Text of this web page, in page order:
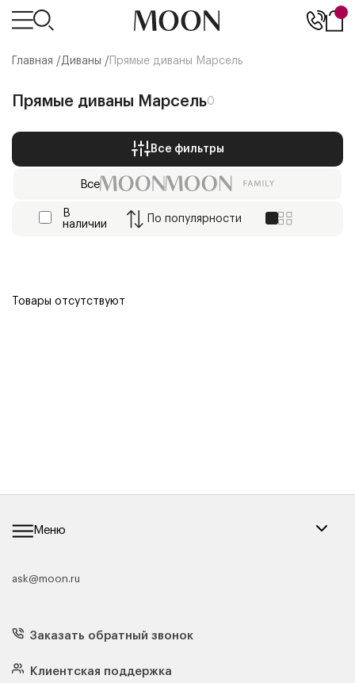
Главная /Диваны / Прямые диваны Марсель
Прямые диваны Марсель0
Все фильтры
Все
В
наличии
По популярности
Товары отсутствуют
Меню
Каталог мебели
Кресла
Матрасы
Подушки
Чехлы и наматрасники
ask@moon.ru
Заказать обратный звонок
Клиентская поддержка